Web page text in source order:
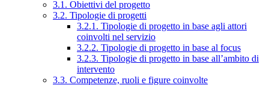
3.1. Obiettivi del progetto
3.2. Tipologie di progetti
3.2.1. Tipologie di progetto in base agli attori
coinvolti nel servizio
3.2.2. Tipologie di progetto in base al focus
3.2.3. Tipologie di progetto in base all’ambito di
intervento
3.3. Competenze, ruoli e figure coinvolte